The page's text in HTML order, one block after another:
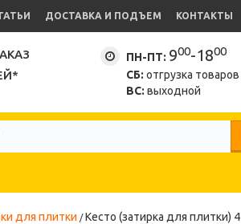
ДОСТАВКА И ПОДЪЕМ КОНТАКТЫ
ПН-ПТ: 900-1800
СБ: отгрузка товаров
ВС: выходной
для плитки Кесто (затирка для плитки)